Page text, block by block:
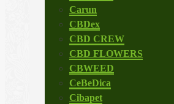
Carun
CBDex
CBD CREW
CBD FLOWERS
CBWEED
CeBeDica
Cibapet